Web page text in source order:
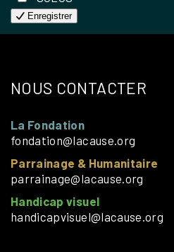
Enregistrer
NOUS CONTACTER
La Fondation
fondation@lacause.org
Parrainage & Humanitaire
parrainage@lacause.org
Handicap visuel
handicapvisuel@lacause.org